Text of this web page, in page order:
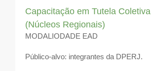
Capacitação em Tutela Coletiva
(Núcleos Regionais)
MODALIODADE EAD
Público-alvo: integrantes da DPERJ.